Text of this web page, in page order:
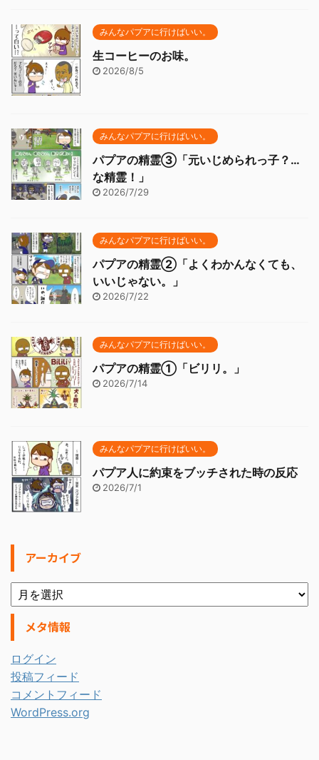
みんなパプアに行けばいい。
生コーヒーのお味。
2026/8/5
みんなパプアに行けばいい。
パプアの精霊③「元いじめられっ子？…
な精霊！」
2026/7/29
みんなパプアに行けばいい。
パプアの精霊②「よくわかんなくても、
いいじゃない。」
2026/7/22
みんなパプアに行けばいい。
パプアの精霊①「ビリリ。」
2026/7/14
みんなパプアに行けばいい。
パプア人に約束をブッチされた時の反応
2026/7/1
アーカイブ
メタ情報
ログイン
投稿フィード
コメントフィード
WordPress.org